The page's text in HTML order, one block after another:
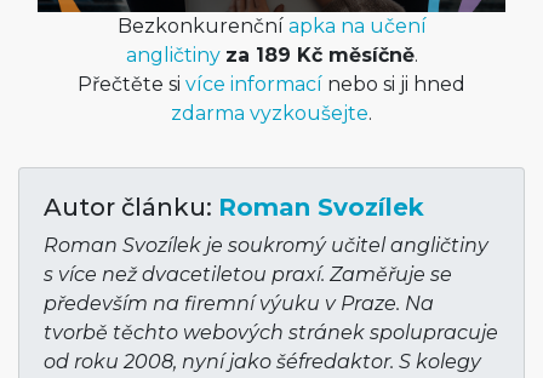
Bezkonkurenční apka na učení
angličtiny za 189 Kč měsíčně.
Přečtěte si více informací nebo si ji hned
zdarma vyzkoušejte.
Autor článku: Roman Svozílek
Roman Svozílek je soukromý učitel angličtiny
s více než dvacetiletou praxí. Zaměřuje se
především na firemní výuku v Praze. Na
tvorbě těchto webových stránek spolupracuje
od roku 2008, nyní jako šéfredaktor. S kolegy